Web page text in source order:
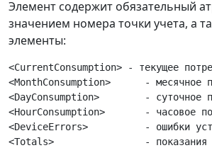
Элемент содержит обязательный
значением номера точки учета, а
элементы:
<CurrentConsumption> - текущее
<MonthConsumption>	- месячное потребление,
<DayConsumption>	- суточное потребление,
<HourConsumption>	- часовое потребление,
<DeviceErrors>		- ошибки устройства используемого на точке учета,